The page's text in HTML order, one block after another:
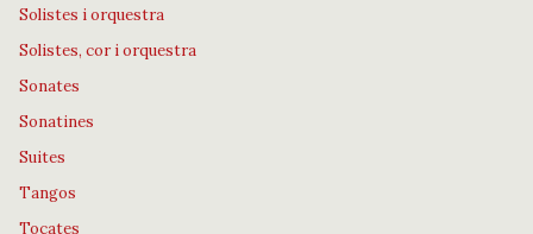
Solistes i orquestra
Solistes, cor i orquestra
Sonates
Sonatines
Suites
Tangos
Tocates